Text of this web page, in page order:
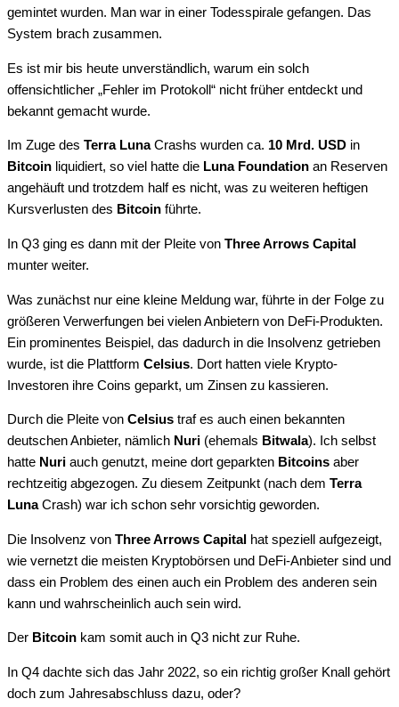
gemintet wurden. Man war in einer Todesspirale gefangen. Das
System brach zusammen.
Es ist mir bis heute unverständlich, warum ein solch
offensichtlicher „Fehler im Protokoll“ nicht früher entdeckt und
bekannt gemacht wurde.
Im Zuge des Terra LunaCrashs wurden ca. 10 Mrd. USD in
Bitcoin liquidiert, so viel hatte die Luna Foundation an Reserven
angehäuft und trotzdem half es nicht, was zu weiteren heftigen
Kursverlusten des Bitcoin führte.
In Q3 ging es dann mit der Pleite von Three Arrows Capital
munter weiter.
Was zunächst nur eine kleine Meldung war, führte in der Folge zu
größeren Verwerfungen bei vielen Anbietern von DeFi-Produkten.
Ein prominentes Beispiel, das dadurch in die Insolvenz getrieben
wurde, ist die Plattform Celsius. Dort hatten viele Krypto-
Investoren ihre Coins geparkt, um Zinsen zu kassieren.
Durch die Pleite von Celsius traf es auch einen bekannten
deutschen Anbieter, nämlich Nuri (ehemals Bitwala). Ich selbst
hatte Nuri auch genutzt, meine dort geparkten Bitcoins aber
rechtzeitig abgezogen. Zu diesem Zeitpunkt (nach dem Terra
LunaCrash) war ich schon sehr vorsichtig geworden.
Die Insolvenz von Three Arrows Capital hat speziell aufgezeigt,
wie vernetzt die meisten Kryptobörsen und DeFi-Anbieter sind und
dass ein Problem des einen auch ein Problem des anderen sein
kann und wahrscheinlich auch sein wird.
Der Bitcoin kam somit auch in Q3 nicht zur Ruhe.
In Q4 dachte sich das Jahr 2022, so ein richtig großer Knall gehört
doch zum Jahresabschluss dazu, oder?